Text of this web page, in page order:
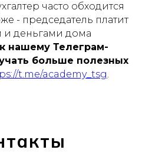
часто обходится
- председатель платит
деньгами дома
нашему Телеграм-
больше полезных
t.me/academy_tsg.